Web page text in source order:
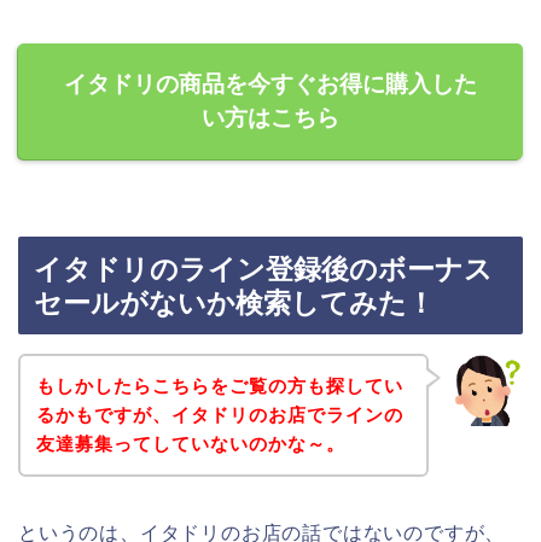
イタドリの商品を今すぐお得に購入した
い方はこちら
イタドリのライン登録後のボーナス
セールがないか検索してみた！
もしかしたらこちらをご覧の方も探してい
るかもですが、イタドリのお店でラインの
友達募集ってしていないのかな～。
というのは、イタドリのお店の話ではないのですが、